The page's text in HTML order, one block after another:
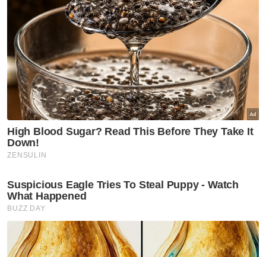
"Parti kena berkompromi menubuhkan kerajaan
dari segi suasana politik dan ekonomi negara.
Tiada masalah sebenarnya kerana mereka perlu
mengambil langkah seterusnya, selepas tiada
yang memperoleh majoriti pada PRU15 dan
rakyat perlu menerimanya demi negara.
"Perak memerlukan 30 kerusi DUN bagi
membentuk kerajaan negeri tetapi melalui
majoriti 33 kerusi, iaitu lebih dari sepatutnya,”
katanya ketika dihubungi Bernama.
Dua Ahli Dewan Negara angkat sumpah Senator hari
ini